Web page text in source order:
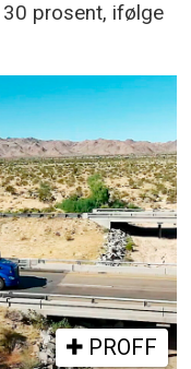
prosent, ifølge
PROFF